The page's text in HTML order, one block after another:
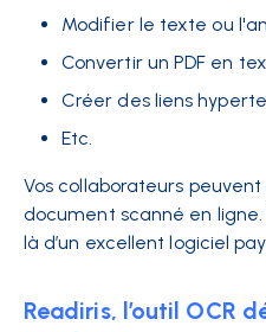
Modifier le texte ou
Convertir un PDF en
Créer des liens
Etc.
Vos collaborateurs
document scanné en ligne.
là d’un excellent logiciel
Readiris, l’outil OCR